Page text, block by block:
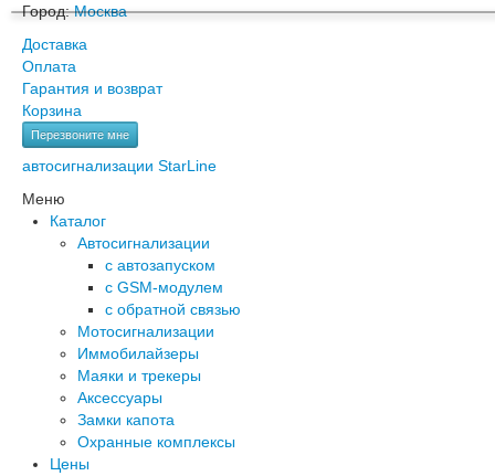
Город:Москва
Доставка
Оплата
Гарантия и возврат
Корзина
Перезвоните мне
автосигнализации StarLine
Меню
Каталог
Автосигнализации
с автозапуском
с GSM-модулем
с обратной связью
Мотосигнализации
Иммобилайзеры
Маяки и трекеры
Аксессуары
Замки капота
Охранные комплексы
Цены